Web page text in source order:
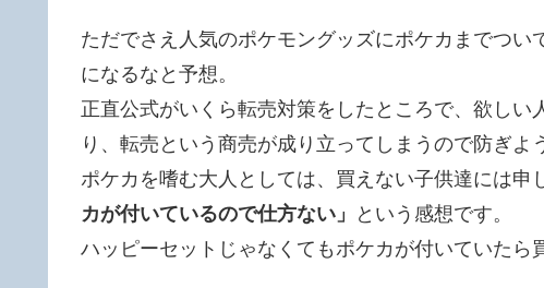
ただでさえ人気のポケモングッズにポケカまでつ
になるなと予想。
正直公式がいくら転売対策をしたところで、欲し
り、転売という商売が成り立ってしまうので防ぎ
ポケカを嗜む大人としては、買えない子供達には申
カが付いているので仕方ない」
という感想です。
ハッピーセットじゃなくてもポケカが付いていたら